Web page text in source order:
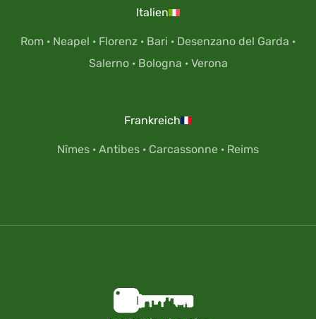
Italien
Rom · Neapel · Florenz · Bari · Desenzano del Garda ·
Salerno· Bologna · Verona
Frankreich
Nîmes · Antibes · Carcassonne · Reims